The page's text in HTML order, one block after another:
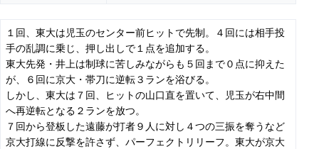
１回、東大は児玉のセンター前ヒットで先制。４回には相手投
手の乱調に乗じ、押し出しで１点を追加する。
東大先発・井上は制球に苦しみながらも５回まで０点に抑えた
が、６回に京大・帯刀に逆転３ランを浴びる。
しかし、東大は７回、ヒットの山口直を置いて、児玉が右中間
へ再逆転となる２ランを放つ。
７回から登板した遠藤が打者９人に対し４つの三振を奪うなど
京大打線に反撃を許さず、パーフェクトリリーフ。東大が京大